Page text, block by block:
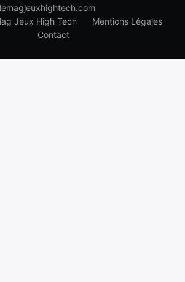
lemagjeuxhightech.com
Jeux High Tech
Mentions Légales
Contact